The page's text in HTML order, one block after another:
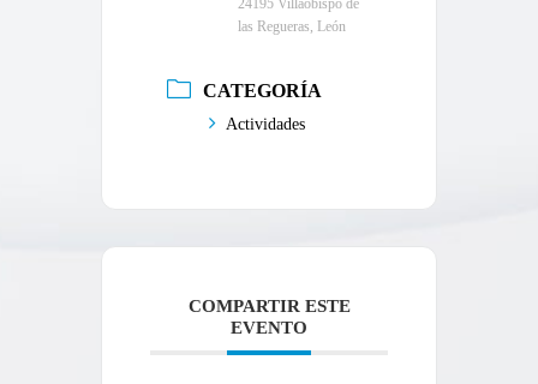
las Regueras, León
CATEGORÍA
Actividades
COMPARTIR ESTE
EVENTO